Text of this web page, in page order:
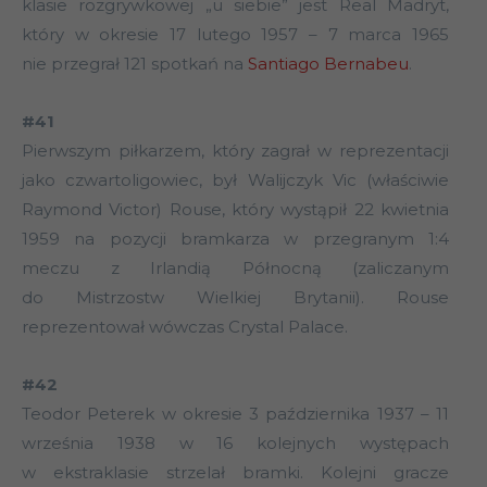
klasie rozgrywkowej „u siebie” jest Real Madryt,
który w okresie 17 lutego 1957 – 7 marca 1965
nie przegrał 121 spotkań na Santiago Bernabeu.
#41
Pierwszym piłkarzem, który zagrał w reprezentacji
jako czwartoligowiec, był Walijczyk Vic (właściwie
Raymond Victor) Rouse, który wystąpił 22 kwietnia
1959 na pozycji bramkarza w przegranym 1:4
meczu z Irlandią Północną (zaliczanym
do Mistrzostw Wielkiej Brytanii). Rouse
reprezentował wówczas Crystal Palace.
#42
Teodor Peterek w okresie 3 października 1937 – 11
września 1938 w 16 kolejnych występach
w ekstraklasie strzelał bramki. Kolejni gracze